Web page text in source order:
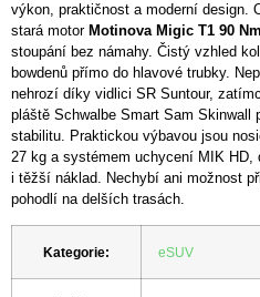
výkon, praktičnost a moderní design.
stará motor Motinova Migic T1 90 Nm
stoupání bez námahy. Čistý vzhled
bowdenů přímo do hlavové trubky.
nehrozí díky vidlici SR Suntour,
pláště Schwalbe Smart Sam
stabilitu. Praktickou výbavou jsou
27 kg a systémem uchycení MIK
i těžší náklad. Nechybí ani možnost
pohodlí na delších trasách.
Kategorie: eSUV